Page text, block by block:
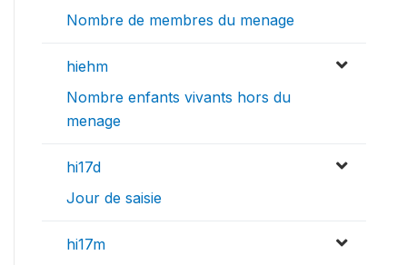
Nombre de membres du menage
hiehm
Nombre enfants vivants hors du
menage
hi17d
Jour de saisie
hi17m